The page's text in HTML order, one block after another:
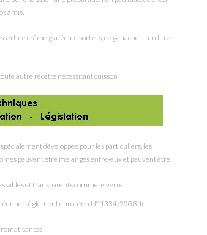
amis.
de crême glacée, de sorbets, de ganache,.... un litre
autre recette nécessitant cuisson
développée pour les particuliers, les
peuvent être mélangés entre-eux et peuvent être
et transparents comme le verre
règlement européen N° 1334/2008 du